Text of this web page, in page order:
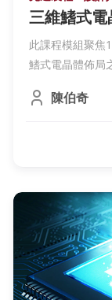
三維鰭式
此課程模組聚焦
鰭式電晶體佈局
陳伯奇